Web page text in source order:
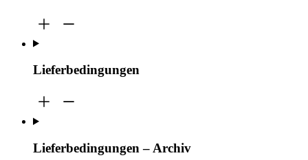
Lieferbedingungen
Lieferbedingungen – Archiv